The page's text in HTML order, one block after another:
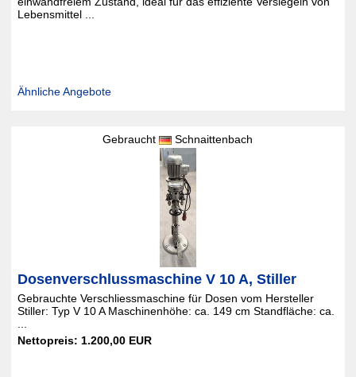
Lebensmittel ...
Ähnliche Angebote
Gebraucht Schnaittenbach
Dosenverschlussmaschine V 10 A, Stiller
Gebrauchte Verschliessmaschine für Dosen vom Hersteller
Stiller: Typ V 10 A Maschinenhöhe: ca. 149 cm Standfläche: ca.
Nettopreis: 1.200,00 EUR